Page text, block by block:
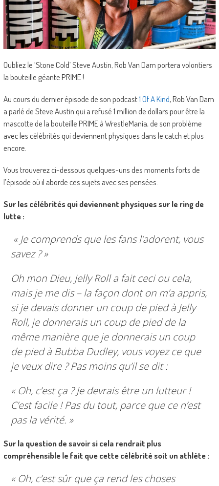
Oubliez le ‘Stone Cold’ Steve Austin, Rob Van Dam portera volontiers
la bouteille géante PRIME !
Au cours du dernier épisode de son podcast1 Of A Kind, Rob Van Dam
a parlé de Steve Austin qui a refusé 1 million de dollars pour être la
mascotte de la bouteille PRIME à WrestleMania, de son problème
avec les célébrités qui deviennent physiques dans le catch et plus
encore.
Vous trouverez ci-dessous quelques-uns des moments forts de
l’épisode où il aborde ces sujets avec ses pensées.
Sur les célébrités qui deviennent physiques sur le ring de
lutte :
« Je comprends que les fans l’adorent, vous
savez ? »
Oh mon Dieu, Jelly Roll a fait ceci ou cela,
mais je me dis – la façon dont on m’a appris,
si je devais donner un coup de pied à Jelly
Roll, je donnerais un coup de pied de la
même manière que je donnerais un coup
de pied à Bubba Dudley, vous voyez ce que
je veux dire ? Pas moins qu’il se dit :
« Oh, c’est ça ? Je devrais être un lutteur !
C’est facile ! Pas du tout, parce que ce n’est
pas la vérité. »
Sur la question de savoir si cela rendrait plus
compréhensible le fait que cette célébrité soit un athlète :
« Oh, c’est sûr que ça rend les choses